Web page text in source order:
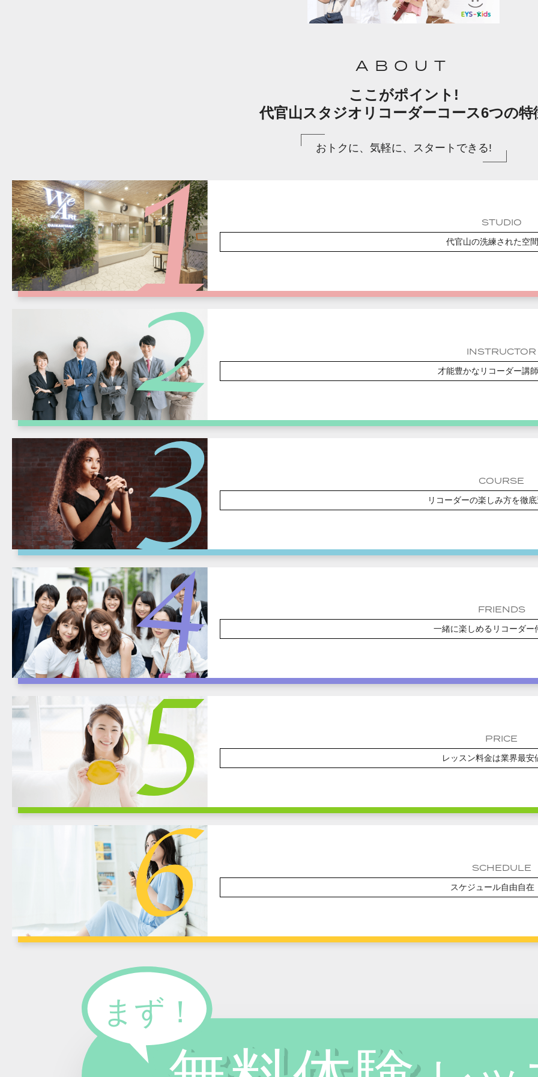
ABOUT
ここがポイント!
代官山スタジオリコーダーコース6つの特
おトクに、気軽に、スタートできる!
STUDIO
代官山の洗練された空間
INSTRUCTOR
才能豊かなリコーダー講
COURSE
リコーダーの楽しみ方を徹
FRIENDS
一緒に楽しめるリコーダー
PRICE
レッスン料金は業界最安
SCHEDULE
スケジュール自由自在